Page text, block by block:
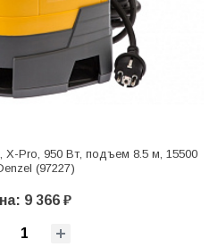
Pro, 950 Вт, подъем 8.5 м, 15500
(97227)
9 366 ₽